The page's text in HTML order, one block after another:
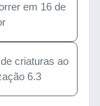
em 16 de
criaturas ao
6.3